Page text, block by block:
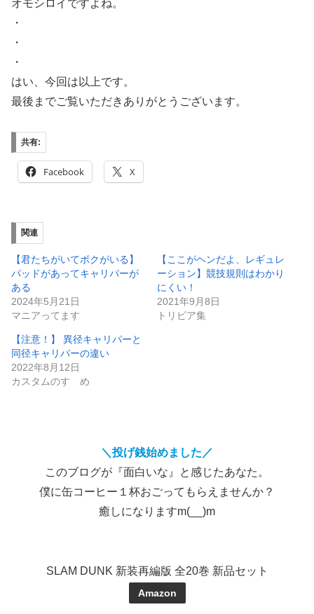
オモシロイですよね。
・
・
・
はい、今回は以上です。
最後までご覧いただきありがとうございます。
共有:
Facebook X
関連
【君たちがいてボクがいる】
パッドがあってキャリパーが
ある
2024年5月21日
マニアってます
【ここがヘンだよ、レギュレ
ーション】競技規則はわかり
にくい！
2021年9月8日
トリビア集
【注意！】 異径キャリパーと
同径キャリパーの違い
2022年8月12日
カスタムのすゝめ
＼投げ銭始めました／
このブログが『面白いな』と感じたあなた。
僕に缶コーヒー１杯おごってもらえませんか？
癒しになりますm(__)m
SLAM DUNK 新装再編版 全20巻 新品セット
Amazon